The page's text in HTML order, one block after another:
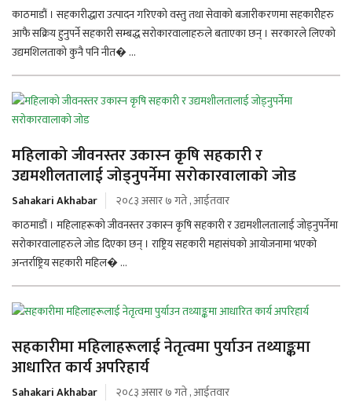
काठमाडौं । सहकारीद्धारा उत्पादन गरिएको वस्तु तथा सेवाको बजारीकरणमा सहकारीेहरु
आफै सक्रिय हुनुपर्ने सहकारी सम्बद्ध सरोकारवालाहरुले बताएका छन् । सरकारले लिएको
उद्यमशिलताको कुनै पनि नीत� ...
महिलाको जीवनस्तर उकास्न कृषि सहकारी र
उद्यमशीलतालाई जोड्नुपर्नेमा सरोकारवालाको जोड
Sahakari Akhabar
२०८३ असार ७ गते , आईतवार
काठमाडौं । महिलाहरूको जीवनस्तर उकास्न कृषि सहकारी र उद्यमशीलतालाई जोड्नुपर्नेमा
सरोकारवालाहरुले जोड दिएका छन् । राष्ट्रिय सहकारी महासंघको आयोजनामा भएको
अन्तर्राष्ट्रिय सहकारी महिल� ...
सहकारीमा महिलाहरूलाई नेतृत्वमा पुर्याउन तथ्याङ्कमा
आधारित कार्य अपरिहार्य
Sahakari Akhabar
२०८३ असार ७ गते , आईतवार